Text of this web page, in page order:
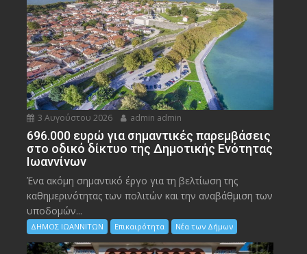
3 Αυγούστου 2026 admin admin
696.000 ευρώ για σημαντικές παρεμβάσεις
στο οδικό δίκτυο της Δημοτικής Ενότητας
Ιωαννίνων
Ένα ακόμη σημαντικό έργο για τη βελτίωση της
καθημερινότητας των πολιτών και την αναβάθμιση των
υποδομών...
ΔΗΜΟΣ ΙΩΑΝΝΙΤΩΝ Επικαιρότητα Νέα των Δήμων